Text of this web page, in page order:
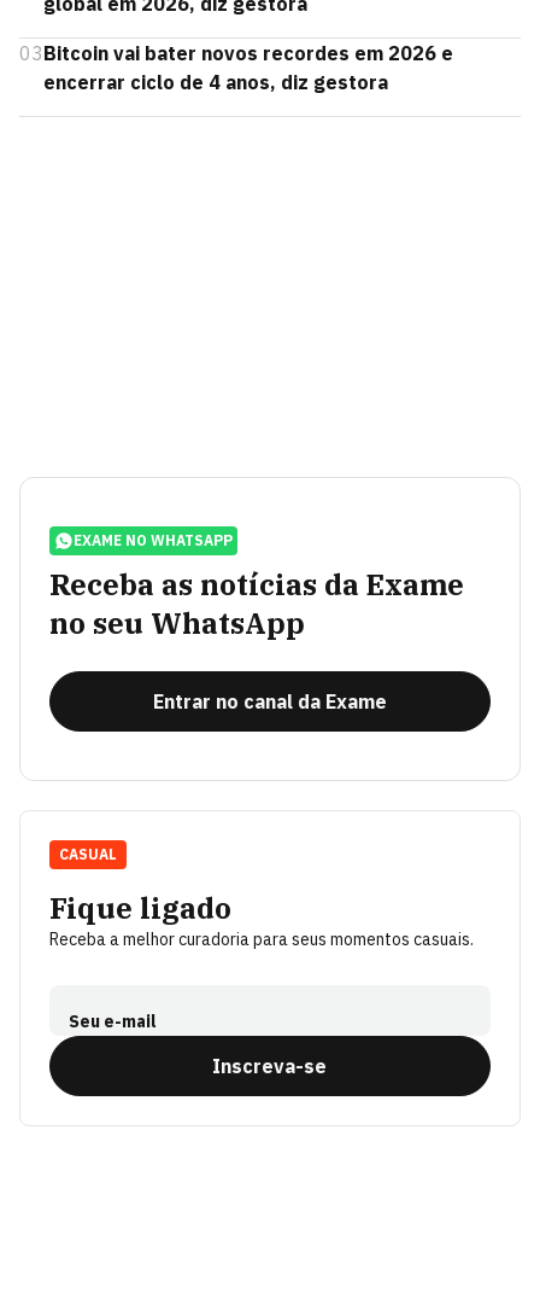
03Bitcoin vai bater novos recordes em 2026 e
encerrar ciclo de 4 anos, diz gestora
EXAME NO WHATSAPP
Receba as notícias da Exame
no seu WhatsApp
Entrar no canal da Exame
Fique ligado
Receba a melhor curadoria para seus momentos casuais.
Seu e-mail
Inscreva-se
CASUAL